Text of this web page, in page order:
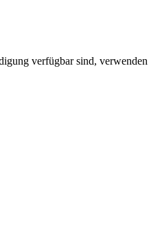
verfügbar sind,